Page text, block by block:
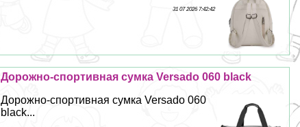
31 07 2026 7:42:42
Дорожно-спортивная сумка Versado 060 black
Дорожно-спортивная сумка Versado 060
black...